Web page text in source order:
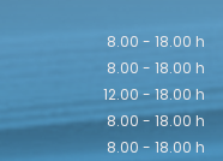
8.00 - 18.00 h
8.00 - 18.00 h
12.00 - 18.00 h
8.00 - 18.00 h
8.00 - 18.00 h